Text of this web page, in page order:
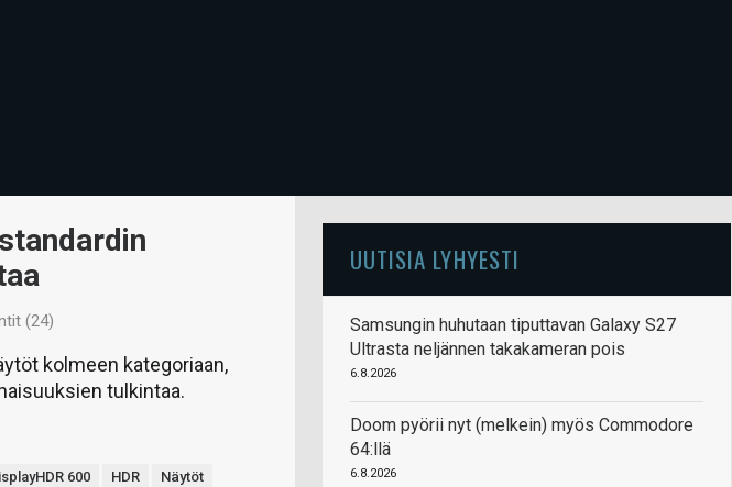
(24)
kolmeen kategoriaan,
tulkintaa.
600 HDR
Näytöt
UUTISIA LYHYESTI
Samsungin huhutaan tiputtavan Galaxy S27
Ultrasta neljännen takakameran pois
6.8.2026
Doom pyörii nyt (melkein) myös Commodore
64:llä
6.8.2026